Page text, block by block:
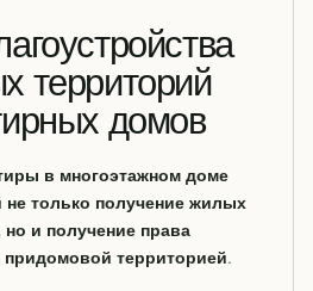
территорий
домов
в многоэтажном доме
не только получение жилых
и получение права
территорией.